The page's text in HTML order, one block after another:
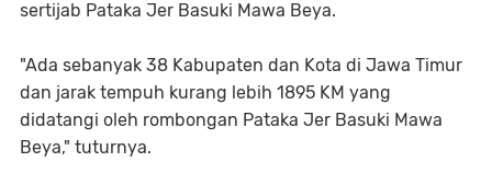
sertijab Pataka Jer Basuki Mawa Beya.
"Ada sebanyak 38 Kabupaten dan Kota di Jawa Timur
dan jarak tempuh kurang lebih 1895 KM yang
didatangi oleh rombongan Pataka Jer Basuki Mawa
Beya," tuturnya.